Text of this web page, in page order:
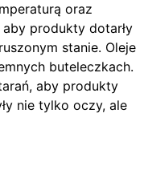
oraz
produkty dotarły
stanie. Oleje
buteleczkach.
aby produkty
nie tylko oczy, ale